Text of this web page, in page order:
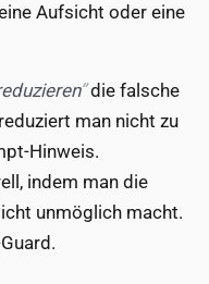
Aufsicht oder eine
die falsche
man nicht zu
Hinweis.
indem man die
unmöglich macht.